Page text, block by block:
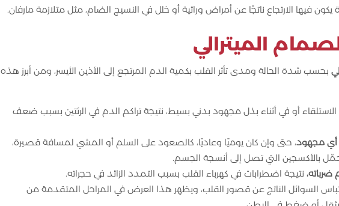
يكون فيها الارتجاع ناتجًا عن أمراض وراثية أو خلل في النسيج الضام، مثل متلازمة مارفان.
الميترالي
بحسب شدة الحالة ومدى تأثر القلب بكمية الدم المرتجع إلى الأذين الأيسر، ومن أبرز هذه
أو في أثناء بذل مجهود بدني بسيط، نتيجة تراكم الدم في الرئتين بسبب ضعف
أي مجهود، حتى وإن كان يوميًا وعاديًا، كالصعود على السلم أو المشي لمسافة قصيرة،
بالأكسجين التي تصل إلى أنسجة الجسم.
نتيجة اضطرابات في كهرباء القلب بسبب التمدد الزائد في حجراته.
السوائل الناتج عن قصور القلب، ويظهر هذا العرض في المراحل المتقدمة من